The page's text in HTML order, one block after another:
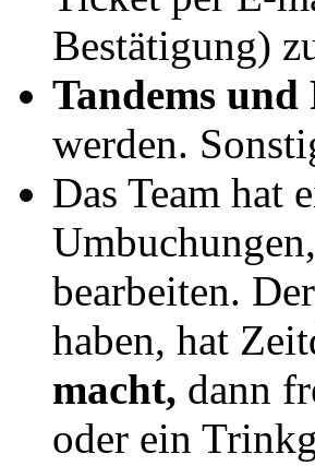
Bestätigung)
Tandems und
werden.
Das Team hat
bearbeiten.
haben, hat
macht, dann
oder ein